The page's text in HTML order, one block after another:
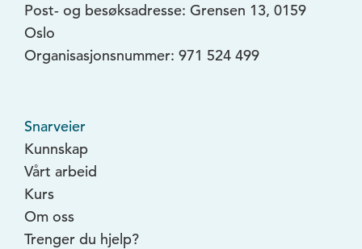
Post- og besøksadresse: Grensen 13, 0159
Oslo
Organisasjonsnummer: 971 524 499
Snarveier
Kunnskap
Vårt arbeid
Kurs
Om oss
Trenger du hjelp?